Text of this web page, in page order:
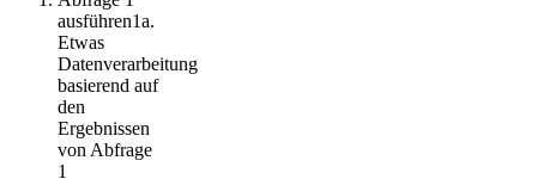
ausführen1a.
Etwas
Datenverarbeitung
basierend auf
den
Ergebnissen
von Abfrage
1